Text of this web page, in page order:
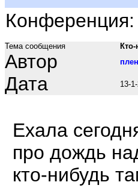
Конференция:
Тема сообщения
Автор
Дата 13-
Ехала
про дождь
кто-нибудь